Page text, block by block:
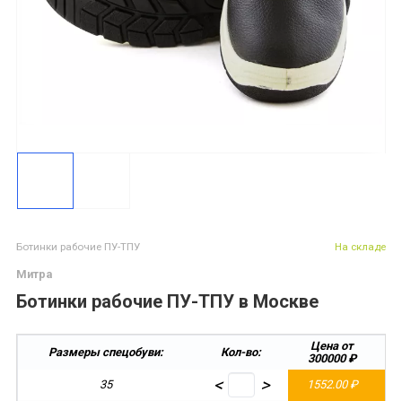
Ботинки рабочие ПУ-ТПУ
Митра
Ботинки рабочие ПУ-ТПУ в Москве
На складе
Размеры спецобуви: Кол-во:
Цена от
300000 ₽
35
< > 1552.00 ₽